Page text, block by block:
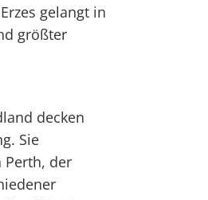
gelangt in
größter
decken
Sie
Perth, der